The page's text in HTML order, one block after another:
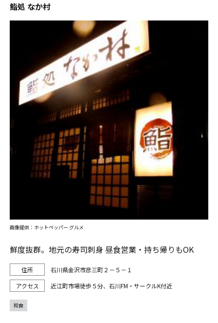
鮨処 なか村
鮮度抜群。地元の寿司刺身 昼食営業・持ち帰りもOK
石川県金沢市彦三町２－５－１
近江町市場徒歩５分、石川FM・サークルK付近
画像提供：ホットペッパー グルメ
和食